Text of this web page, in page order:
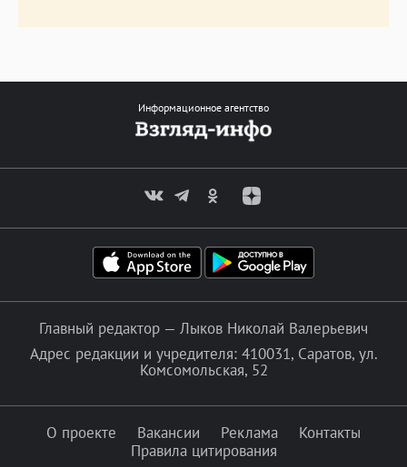
Информационное агентство
Главный редактор — Лыков Николай Валерьевич
Адрес редакции и учредителя: 410031, Саратов, ул.
Комсомольская, 52
О проекте Вакансии Реклама
Контакты
Правила цитирования